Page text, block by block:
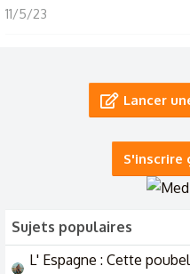
11/5/23
Discussion pour les délires,
de quoi je parle mdr
Lancer
Sujets populaires
L' Espagne : Cette